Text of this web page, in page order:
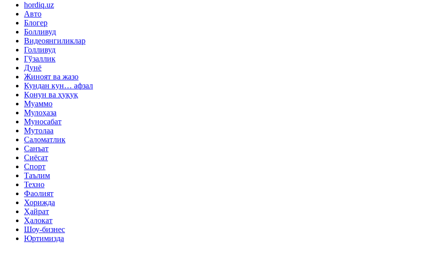
hordiq.uz
Авто
Блогер
Болливуд
Видеоянгиликлар
Голливуд
Гўзаллик
Дунё
Жиноят ва жазо
Кундан кун… афзал
Қонун ва ҳуқуқ
Муаммо
Мулоҳаза
Муносабат
Мутолаа
Саломатлик
Санъат
Сиёсат
Спорт
Таълим
Техно
Фаолият
Хорижда
Ҳайрат
Ҳалокат
Шоу-бизнес
Юртимизда